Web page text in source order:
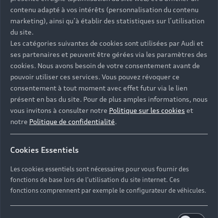
Informations et Service Clients
Accessibilité - Clients Sourds et Malentendants
Trouver mon Partenaire Audi
Berline
Avant
SUV électrique
SUV hybride
SUV
SUV compact
Financer mon Audi
Audi rent : location courte durée
Espace Client Audi Financial Services
Heycar
Voiture hybride
Voiture commerciale
Voiture de direction
SUV société
Achat véhicule de société
Flotte automobile
Entretenir et réparer mon Audi
Offres Après-Vente
Accessoires et équipements
Espace personnel myAudi
Informations client
Functions on Demand
Action de Service EA 189
Audi Assistance
Campagne de rappel Airbag Takata
Histoire du progrès
Notre vision
Nos technologies
myAudi experience
Carrières
© 2026 Audi France. Tous droits réservés.
Mentions légales
Politique sur les cookies
Gérer vos cookies
Politique de confidentialité
Système de lanceur d'alerte
Devis & RDV entretien en ligne
Opérateurs indépendants
Réseau Audi
Recevez toute l'actualité Audi
contenu adapté à vos intérêts (personnalisation du contenu
marketing), ainsi qu’à établir des statistiques sur l’utilisation
du site.
Les catégories suivantes de cookies sont utilisées par Audi et
ses partenaires et peuvent être gérées via les paramètres des
cookies. Nous avons besoin de votre consentement avant de
pouvoir utiliser ces services. Vous pouvez révoquer ce
consentement à tout moment avec effet futur via le lien
présent en bas du site. Pour de plus amples informations, nous
vous invitons à consulter notre Politique sur les cookies et
notre Politique de confidentialité.
Cookies Essentiels
Les cookies essentiels sont nécessaires pour vous fournir des
fonctions de base lors de l'utilisation du site internet. Ces
fonctions comprennent par exemple le configurateur de véhicules.